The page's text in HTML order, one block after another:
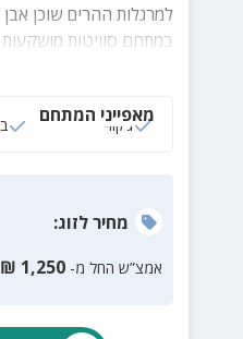
למרגלות ההרים שוכן
במתחם סוויטות מושקעות
ומכונת אספרסו. בחצר
מאפייני המתחם
ג‘קוזי
מחירלזוג:
אמצ”ש החל מ- 1,250
₪